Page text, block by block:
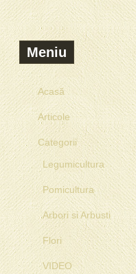
Meniu
Acasă
Articole
Categorii
Legumicultura
Pomicultura
Arbori si Arbusti
Flori
VIDEO